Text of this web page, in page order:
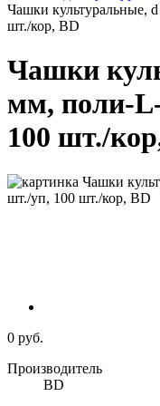
Чашки культуральные,
шт./кор, BD
Чашки
мм, поли-
100 шт./
0 руб.
Производитель
BD